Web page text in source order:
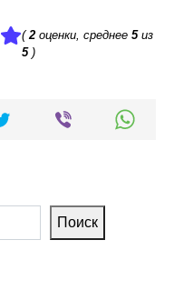
(2оценки, среднее 5из
5)
Поиск